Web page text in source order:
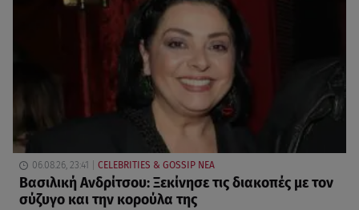
06.08.26, 23:41 CELEBRITIES & GOSSIP ΝΕΑ
Βασιλική Ανδρίτσου: Ξεκίνησε τις διακοπές με τον
σύζυγο και την κορούλα της